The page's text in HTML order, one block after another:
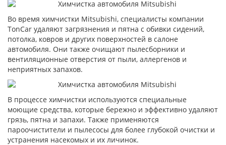
Во время химчистки Mitsubishi, специалисты компании
TonCar удаляют загрязнения и пятна с обивки сидений,
потолка, ковров и других поверхностей в салоне
автомобиля. Они также очищают пылесборники и
вентиляционные отверстия от пыли, аллергенов и
неприятных запахов.
В процессе химчистки используются специальные
моющие средства, которые бережно и эффективно удаляют
грязь, пятна и запахи. Также применяются
пароочистители и пылесосы для более глубокой очистки и
устранения насекомых и их личинок.